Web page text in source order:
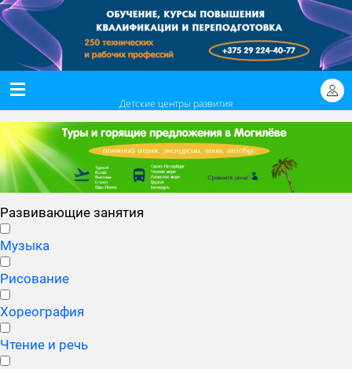
Детские центры развития
Развивающие занятия
Музыка
Рисование
Хореография
Чтение и речь